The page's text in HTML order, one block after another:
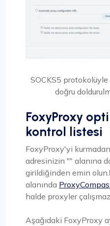
SOCKS5 protokolüyle
doğru
FoxyProxy
kontrol listesi
FoxyProxy'yi
adresinizin "" alanına
girildiğinden emin olun.
alanında
halde proxyler
Aşağıdaki FoxyProxy